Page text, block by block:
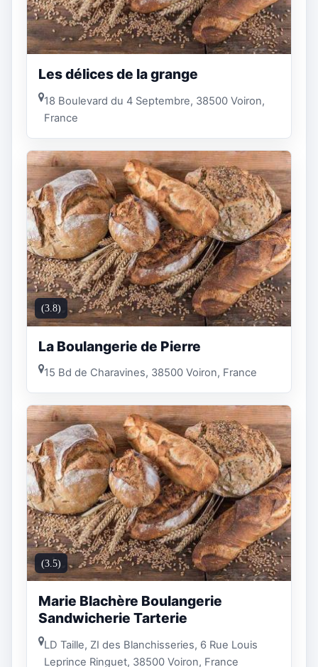
Les délices de la grange
18 Boulevard du 4 Septembre, 38500 Voiron,
France
(3.8)
La Boulangerie de Pierre
15 Bd de Charavines, 38500 Voiron, France
(3.5)
Marie Blachère Boulangerie
Sandwicherie Tarterie
LD Taille, ZI des Blanchisseries, 6 Rue Louis
Leprince Ringuet, 38500 Voiron, France